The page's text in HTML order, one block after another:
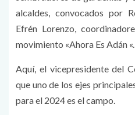
alcaldes, convocados por
Efrén Lorenzo,
movimiento «Ahora Es Adán «.
Aquí, el vicepresidente del
que uno de los ejes
para el 2024 es el campo.